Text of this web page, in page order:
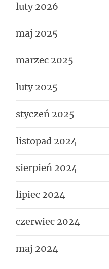
luty 2026
maj 2025
marzec 2025
luty 2025
styczeń 2025
listopad 2024
sierpień 2024
lipiec 2024
czerwiec 2024
maj 2024